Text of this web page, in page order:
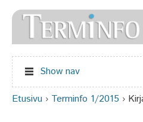
Jump to
Show nav
Etusivu › Terminfo 1/2015 ›